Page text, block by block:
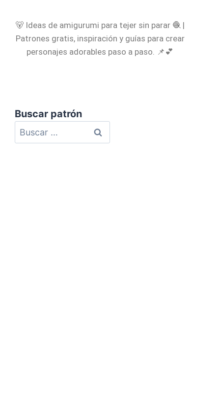
🐻 Ideas de amigurumi para tejer sin parar 🧶 |
Patrones gratis, inspiración y guías para crear
personajes adorables paso a paso. 📌💕
Buscar patrón